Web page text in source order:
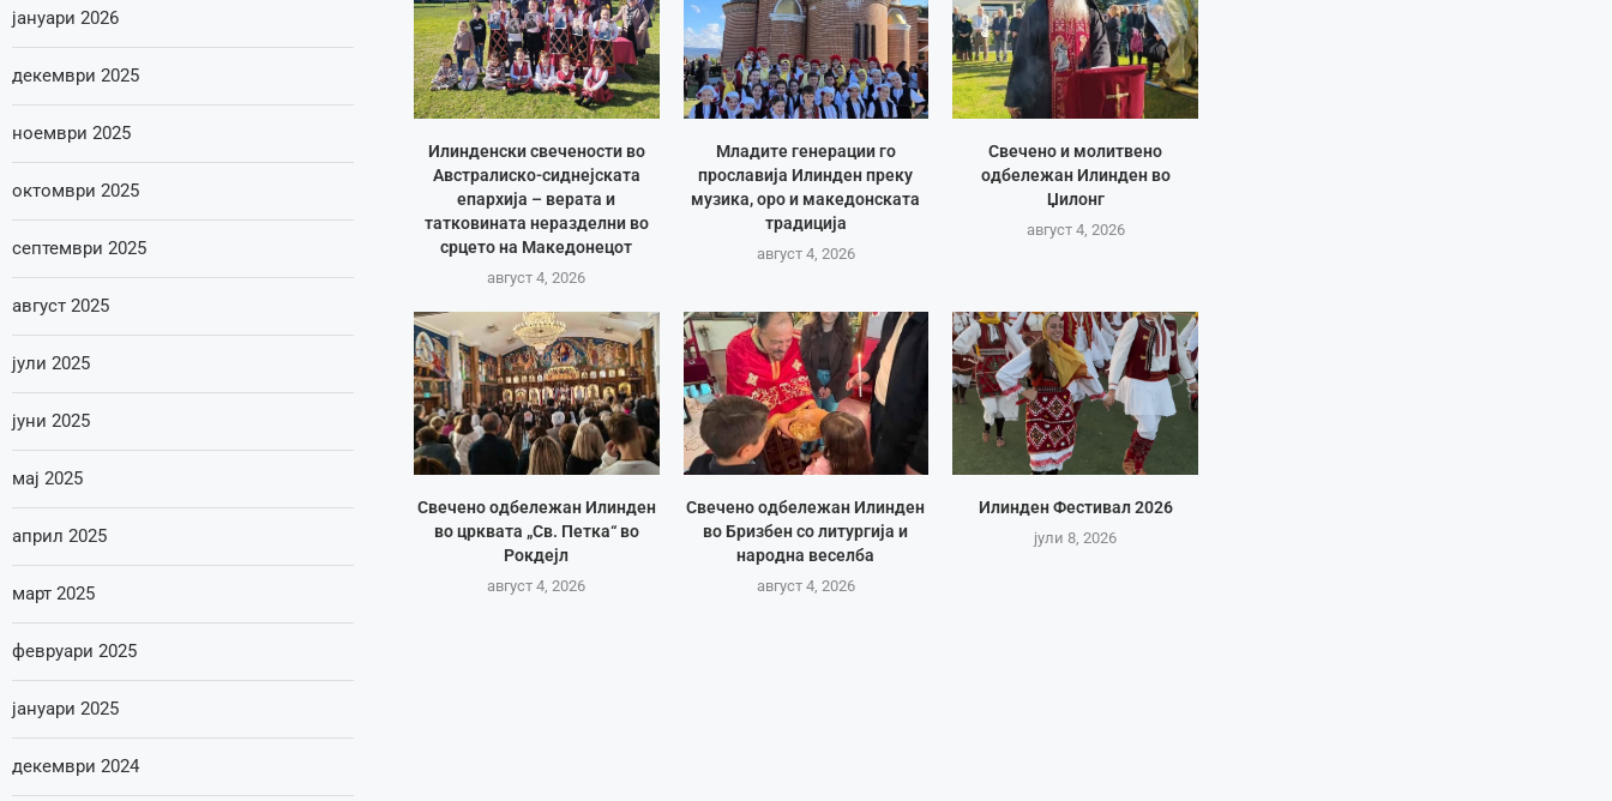
Илинденски свечености во
Австралиско-сиднејската
епархија – верата и
татковината неразделни во
срцето на Македонецот
август 4, 2026
Младите генерации го
прославија Илинден преку
музика, оро и македонската
традиција
август 4, 2026
Свечено и молитвено
одбележан Илинден во
Џилонг
август 4, 2026
Свечено одбележан Илинден
во црквата „Св. Петка“ во
Рокдејл
август 4, 2026
Свечено одбележан Илинден
во Бризбен со литургија и
народна веселба
август 4, 2026
Илинден Фестивал 2026
јули 8, 2026
јануари 2026
декември 2025
ноември 2025
октомври 2025
септември 2025
август 2025
јули 2025
јуни 2025
мај 2025
април 2025
март 2025
февруари 2025
јануари 2025
декември 2024